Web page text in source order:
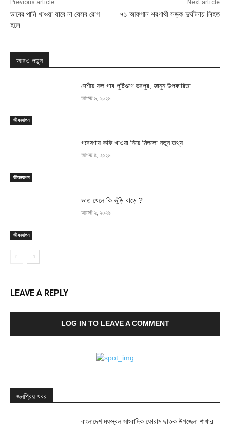
Previous article
ডাবের পানি খাওয়া যাবে না যেসব রোগ
হলে
Next article
৭১ আফগান শরণার্থী সড়ক দুর্ঘটনায় নিহত
আরও পড়ুন
জীবনযাপন
দেশীয় ফল গাব পুষ্টিগুণে ভরপুর, জানুন উপকারিতা
আগস্ট ৬, ২০২৬
জীবনযাপন
গবেষণায় কফি খাওয়া নিয়ে মিললো নতুন তথ্য
আগস্ট ৪, ২০২৬
জীবনযাপন
ভাত খেলে কি ভুঁড়ি বাড়ে ?
আগস্ট ২, ২০২৬
LEAVE A REPLY
LOG IN TO LEAVE A COMMENT
জনপ্রিয় খবর
বাংলাদেশ মফস্বল সাংবাদিক ফোরাম ছাতক উপজেলা শাখার